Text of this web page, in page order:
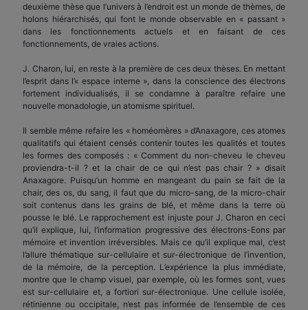
deuxième thèse que l’univers à l’endroit est un monde de thèmes, de
holons hiérarchisés, qui font le monde observable en « passant »
dans les fonctionnements actuels et en faisant de ces
fonctionnements, de vraies actions.
J. Charon, lui, en reste à la première de ces deux thèses. En mettant
l’esprit dans l’« espace interne », dans la conscience des électrons
fortement individualisés, il se condamne à paraître refaire une
nouvelle monadologie, un atomisme spirituel.
Il semble même refaire les « homéomères » d’Anaxagore, ces atomes
qualitatifs qui étaient censés contenir toutes les qualités et toutes
les formes des composés : « Comment du non-cheveu le cheveu
proviendra-t-il ? et la chair de ce qui n’est pas chair ? » disait
Anaxagore. Puisqu’un homme en mangeant du pain se fait de la
chair, des os, du sang, il faut que du micro-sang, de la micro-chair
soit contenus dans les grains de blé, et même dans la terre où
pousse le blé. Le rapprochement est injuste pour J. Charon en ceci
qu’il explique, lui, l’information progressive des électrons-Eons par
mémoire et invention irréversibles. Mais ce qu’il explique mal, c’est
l’allure thématique sur-cellulaire et sur-électronique de l’invention,
de la mémoire, de la perception. L’expérience la plus immédiate,
montre que le champ visuel, par exemple, où les formes sont, vues
est sur-cellulaire et, a fortiori sur-électronique. Une cellule isolée,
rétinienne ou occipitale, n’est pas informée de l’ensemble de ces